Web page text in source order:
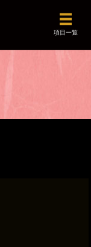
メニュ
項目一覧